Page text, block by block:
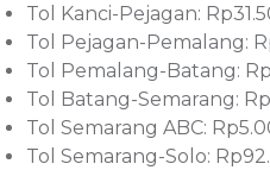
Tol Kanci-Pejagan:
Tol Pejagan-Pemalang:
Tol Pemalang-Batang:
Tol Batang-Semarang:
Tol Semarang ABC:
Tol Semarang-Solo: